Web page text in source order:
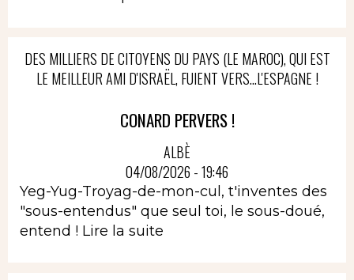
DES MILLIERS DE CITOYENS DU PAYS (LE MAROC), QUI EST
LE MEILLEUR AMI D'ISRAËL, FUIENT VERS...L'ESPAGNE !
CONARD PERVERS !
ALBÈ
04/08/2026 - 19:46
Yeg-Yug-Troyag-de-mon-cul, t'inventes des
"sous-entendus" que seul toi, le sous-doué,
entend ! Lire la suite